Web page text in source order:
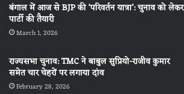
बंगाल में आज से BJP की ‘परिवर्तन यात्रा’: चुनाव को लेकर
पार्टी की तैयारी
March 1, 2026
राज्यसभा चुनाव: TMC ने बाबुल सुप्रियो-राजीव कुमार
समेत चार चेहरों पर लगाया दांव
February 28, 2026